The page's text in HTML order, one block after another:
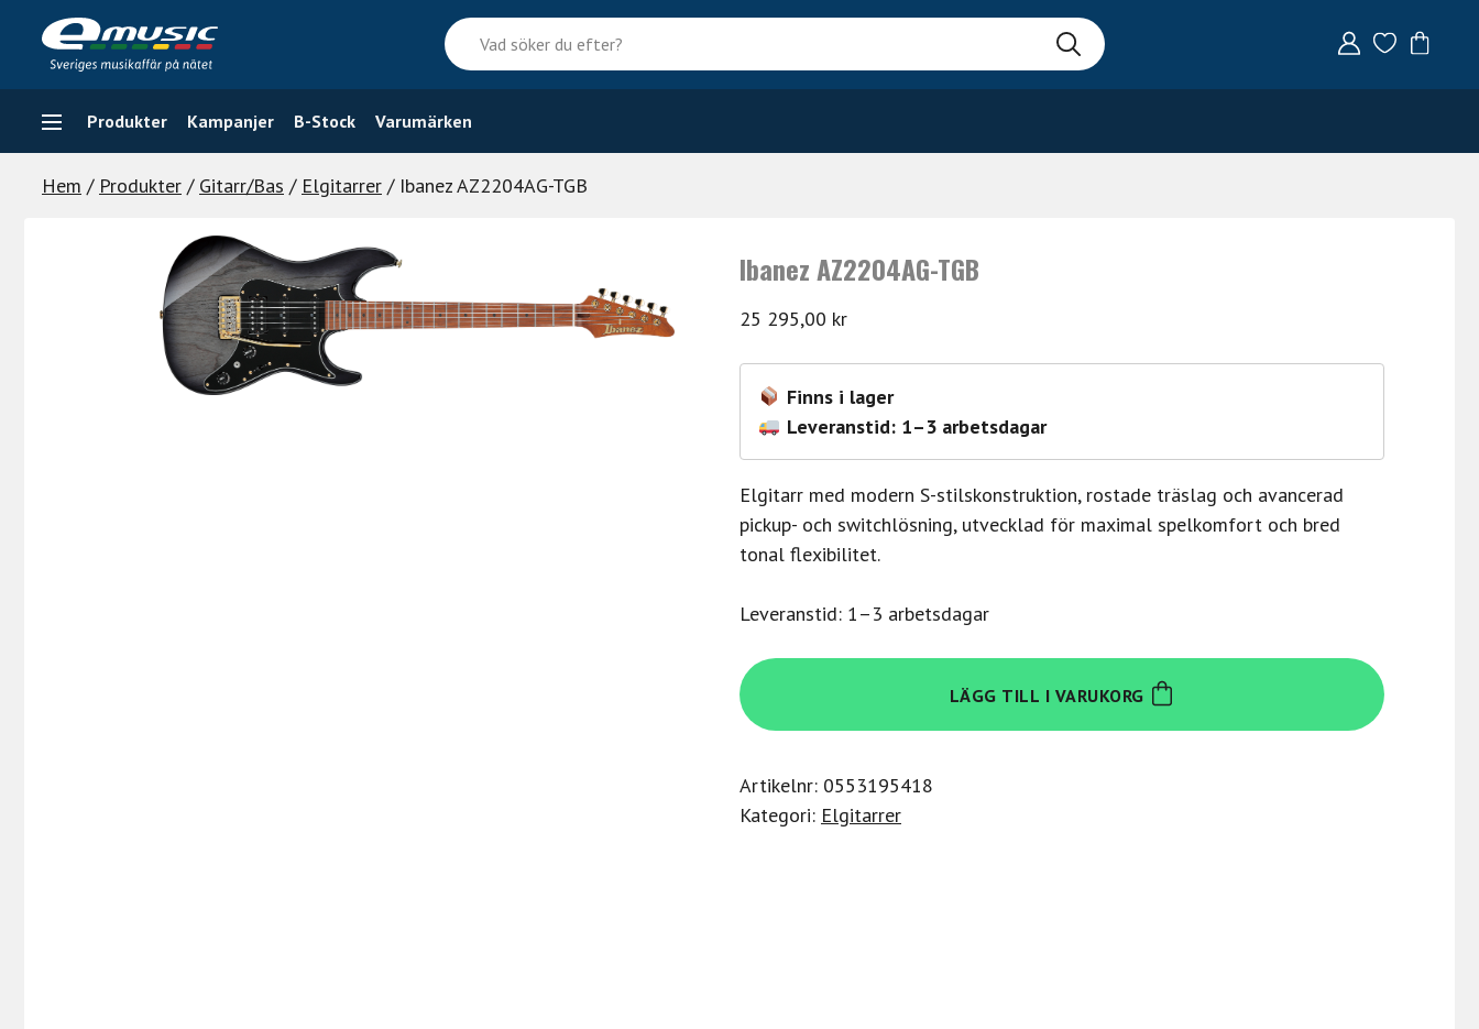
content
Vad
söker
du
efter?
Produkter Kampanjer B-Stock Varumärken
Hem / Produkter / Gitarr/Bas / Elgitarrer / Ibanez AZ2204AG-TGB
Ibanez AZ2204AG-TGB
25 295,00 kr
Finns i lager
Leveranstid: 1–3 arbetsdagar
Elgitarr med modern S-stilskonstruktion, rostade träslag och avancerad
pickup- och switchlösning, utvecklad för maximal spelkomfort och bred
tonal flexibilitet.
Leveranstid: 1–3 arbetsdagar
Ibanez
AZ2204AG-
TGB
LÄGG TILL I VARUKORG
Artikelnr: 0553195418
Kategori: Elgitarrer